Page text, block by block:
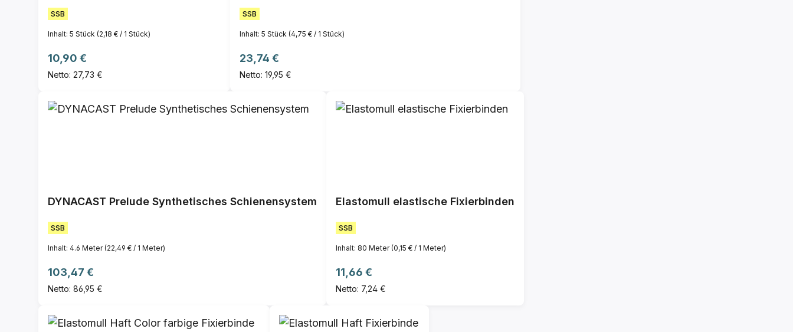
SSB
Inhalt: 5 Stück (2,18 € / 1 Stück)
Regulärer Preis:
10,90 €
Netto: 27,73 €
SSB
Inhalt: 5 Stück (4,75 € / 1 Stück)
Regulärer Preis:
23,74 €
Netto: 19,95 €
DYNACAST Prelude Synthetisches Schienensystem
SSB
Inhalt: 4.6 Meter(22,49 € / 1 Meter)
Regulärer Preis:
103,47 €
Netto: 86,95 €
Elastomull elastische Fixierbinden
SSB
Inhalt: 80 Meter(0,15 € / 1 Meter)
Regulärer Preis:
11,66 €
Netto: 7,24 €